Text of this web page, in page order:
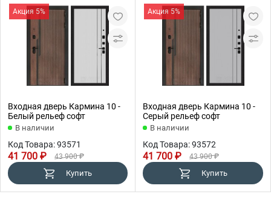
Акция 5%
Входная дверь Кармина 10 -
Белый рельеф софт
В наличии
Код Товара: 93571
41 700 ₽ 43 900 ₽
Купить
Акция 5%
Входная дверь Кармина 10 -
Серый рельеф софт
В наличии
Код Товара: 93572
41 700 ₽ 43 900 ₽
Купить